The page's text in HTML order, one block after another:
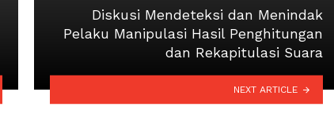
Diskusi Mendeteksi dan Menindak
Pelaku Manipulasi Hasil Penghitungan
dan Rekapitulasi Suara
NEXT ARTICLE